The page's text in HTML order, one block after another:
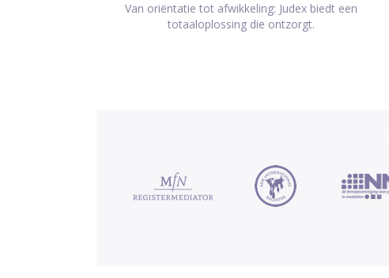
Van oriëntatie tot afwikkeling: Judex biedt een
totaaloplossing die ontzorgt.